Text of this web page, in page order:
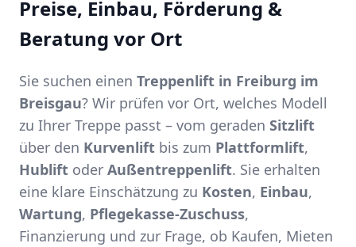
Preise, Einbau, Förderung &
Beratung vor Ort
Sie suchen einen Treppenlift in Freiburg im
Breisgau? Wir prüfen vor Ort, welches Modell
zu Ihrer Treppe passt – vom geraden Sitzlift
über den Kurvenlift bis zum Plattformlift,
Hublift oder Außentreppenlift. Sie erhalten
eine klare Einschätzung zu Kosten, Einbau,
Wartung, Pflegekasse-Zuschuss,
Finanzierung und zur Frage, ob Kaufen, Mieten